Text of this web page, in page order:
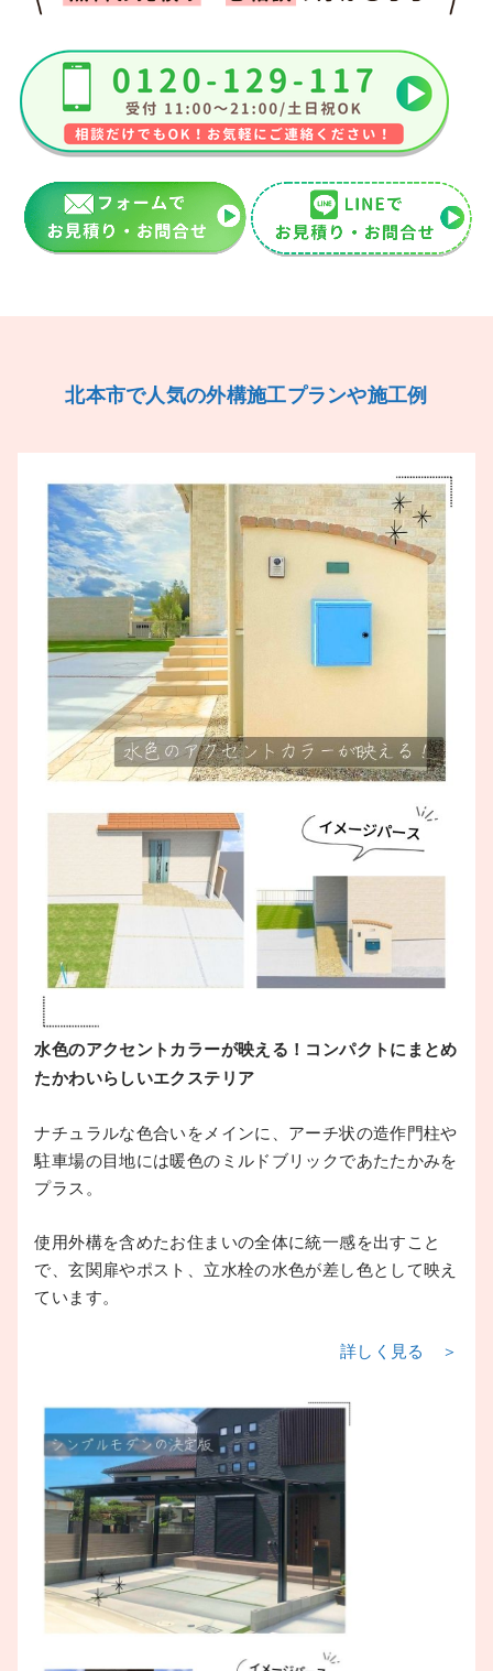
北本市で人気の外構施工プランや施工例
水色のアクセントカラーが映える！コンパクトにまとめ
たかわいらしいエクステリア
ナチュラルな色合いをメインに、アーチ状の造作門柱や
駐車場の目地には暖色のミルドブリックであたたかみを
プラス。
使用外構を含めたお住まいの全体に統一感を出すこと
で、玄関扉やポスト、立水栓の水色が差し色として映え
ています。
詳しく見る ＞